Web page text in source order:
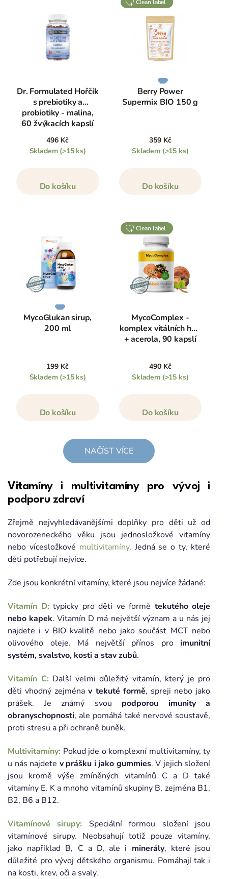
Dr. Formulated Hořčík
s prebiotiky a
probiotiky - malina,
60 žvýkacích kapslí
496 Kč
Skladem (>15 ks)
Do košíku
clean label
Berry Power
Supermix BIO 150 g
359 Kč
Skladem (>15 ks)
Do košíku
MycoGlukan sirup,
200 ml
199 Kč
Skladem (>15 ks)
Do košíku
clean label
MycoComplex -
komplex vitálních hub
+ acerola, 90 kapslí
490 Kč
Skladem (>15 ks)
Do košíku
NAČÍST VÍCE
Vitamíny i multivitamíny pro vývoj i
podporu zdraví
Zřejmě nejvyhledávanějšími doplňky pro děti už od
novorozeneckého věku jsou jednosložkové vitamíny
nebo vícesložkové multivitamíny. Jedná se o ty, které
děti potřebují nejvíce.
Zde jsou konkrétní vitamíny, které jsou nejvíce žádané:
Vitamín D: typicky pro děti ve formě tekutého oleje
nebo kapek. Vitamín D má největší význam a u nás jej
najdete i v BIO kvalitě nebo jako součást MCT nebo
olivového oleje. Má největší přínos pro imunitní
systém, svalstvo, kosti a stav zubů.
Vitamín C: Další velmi důležitý vitamín, který je pro
děti vhodný zejménav tekuté formě, spreji nebo jako
prášek. Je známý svou podporou imunity a
obranyschopnosti, ale pomáhá také nervové soustavě,
proti stresu a při ochraně buněk.
Multivitamíny: Pokud jde o komplexní multivitamíny, ty
u nás najdete v prášku i jako gummies. V jejich složení
jsou kromě výše zmíněných vitamínů C a D také
vitamíny E, K a mnoho vitamínů skupiny B, zejména B1,
B2, B6 a B12.
Vitamínové sirupy:
Speciální formou složení jsou
vitamínové sirupy. Neobsahují totiž pouze vitamíny,
jako například B, C a D, ale i minerály, které jsou
důležité pro vývoj dětského organismu. Pomáhají tak i
na kosti, krev, oči a svaly.